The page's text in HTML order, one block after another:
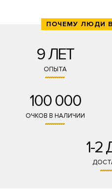
ПОЧЕМУ ЛЮДИ
9 ЛЕТ
ОПЫТА
100 000
ОЧКОВ В НАЛИЧИИ
1-2